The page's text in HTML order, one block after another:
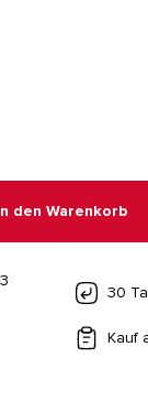
den Warenkorb
30
Kauf